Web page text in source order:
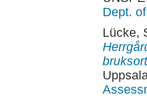
Dept.
Lücke,